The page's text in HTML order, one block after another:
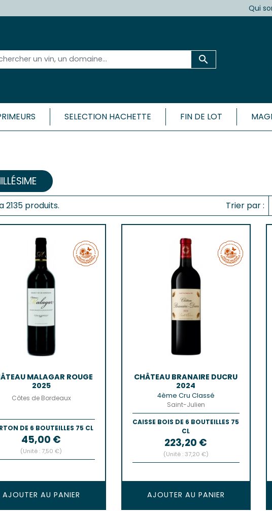
Qui

Médoc
& PESSAC-LÉOGNAN
Léognan
EMILION, POMEROL ET SATELLITES
De-Pomerol
Bordeaux Rosé
Bordeaux Rouge
Cadillac-Côtes de
Côtes-De-Bordeaux
Côtes-De-Bourg
Côtes-De-Castillon
Crémant de Bordeaux
Francs-Côtes-De-
Premières-Côtes-De-
SAUTERNAIS
Sauternes
SELECTION HACHETTE FIN DE LOT
2135 produits. Trier par :
MALAGAR ROUGE
2025
Côtes de Bordeaux
DE 6 BOUTEILLES 75 CL
Prix
45,00 €
(Unité : 7,50 €)
AJOUTER AU PANIER
CHÂTEAU BRANAIRE DUCRU
2024
4ème Cru Classé
Saint-Julien
CAISSE BOIS DE 6 BOUTEILLES 75
CL
Prix
223,20 €
(Unité : 37,20 €)
AJOUTER AU PANIER